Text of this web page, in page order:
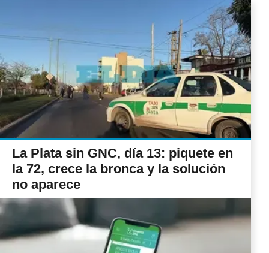
La Plata sin GNC, día 13: piquete en
la 72, crece la bronca y la solución
no aparece